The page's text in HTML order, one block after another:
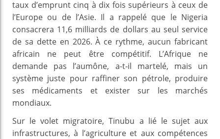
taux d’emprunt cinq à dix fois supérieurs à ceux de
l’Europe ou de l’Asie. Il a rappelé que le Nigeria
consacrera 11,6 milliards de dollars au seul service
de sa dette en 2026. À ce rythme, aucun fabricant
africain ne peut être compétitif. L’Afrique ne
demande pas l’aumône, a-t-il martelé, mais un
système juste pour raffiner son pétrole, produire
ses médicaments et exister sur les marchés
mondiaux.
Sur le volet migratoire, Tinubu a lié le sujet aux
infrastructures, à l’agriculture et aux compétences